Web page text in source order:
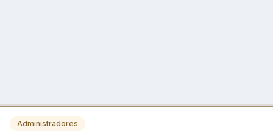
Administradores